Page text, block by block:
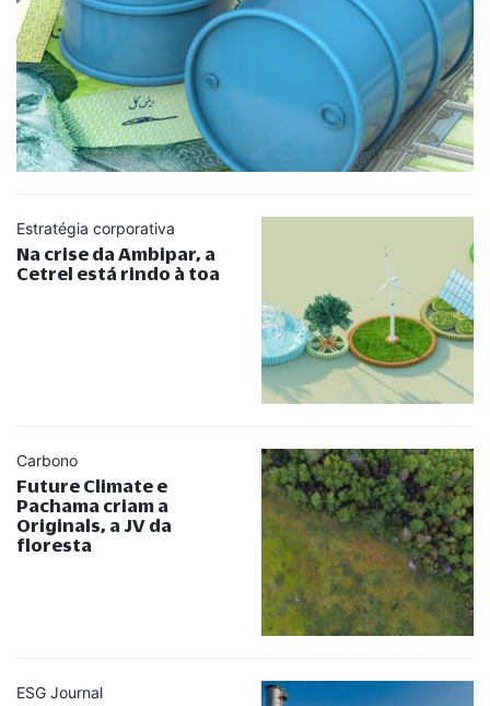
Estratégia corporativa
Na crise da Ambipar, a
Cetrel está rindo à toa
Carbono
Future Climate e
Pachama criam a
Originals, a JV da
floresta
ESG Journal